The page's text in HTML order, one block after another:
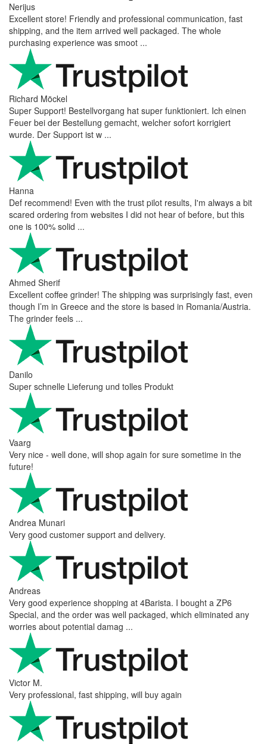
Nerijus
Excellent store! Friendly and professional communication, fast
shipping, and the item arrived well packaged. The whole
purchasing experience was smoot ...
Richard Möckel
Super Support! Bestellvorgang hat super funktioniert. Ich einen
Feuer bei der Bestellung gemacht, welcher sofort korrigiert
wurde. Der Support ist w ...
Hanna
Def recommend! Even with the trust pilot results, I'm always a bit
scared ordering from websites I did not hear of before, but this
one is 100% solid ...
Ahmed Sherif
Excellent coffee grinder! The shipping was surprisingly fast, even
though I’m in Greece and the store is based in Romania/Austria.
The grinder feels ...
Danilo
Super schnelle Lieferung und tolles Produkt
Vaarg
Very nice - well done, will shop again for sure sometime in the
future!
Andrea Munari
Very good customer support and delivery.
Andreas
Very good experience shopping at 4Barista. I bought a ZP6
Special, and the order was well packaged, which eliminated any
worries about potential damag ...
Victor M.
Very professional, fast shipping, will buy again